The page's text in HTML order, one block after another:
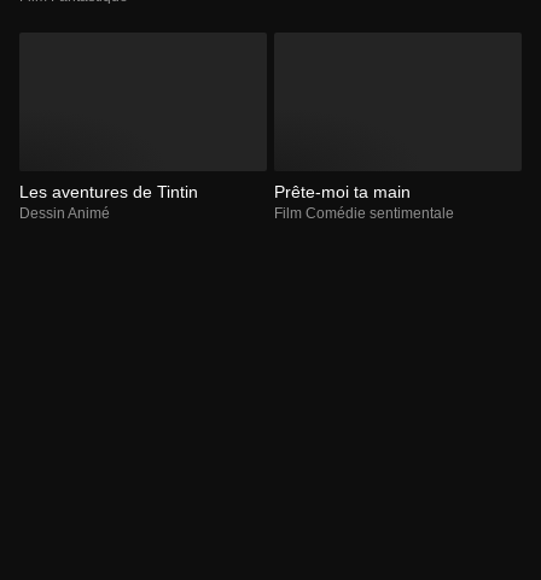
Les aventures de Tintin
Dessin Animé
Prête-moi ta main
Film Comédie sentimentale